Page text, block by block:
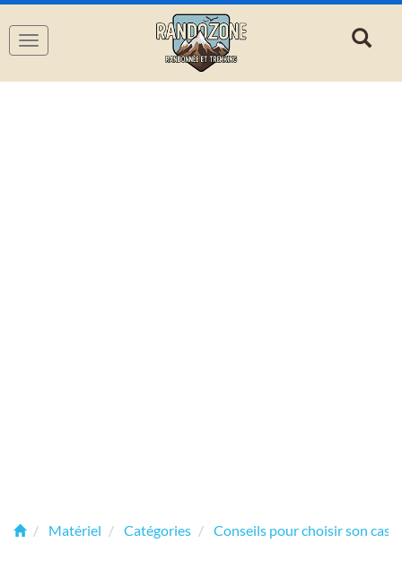
Navigation
Matériel Catégories Conseils pour choisir son